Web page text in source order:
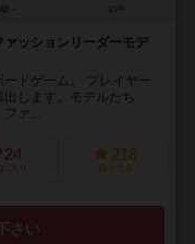
ッションリーダーモデ
ドゲーム。 プレイヤー
します。モデルたち
ァ...
24
に入り
218
持ってる
さい